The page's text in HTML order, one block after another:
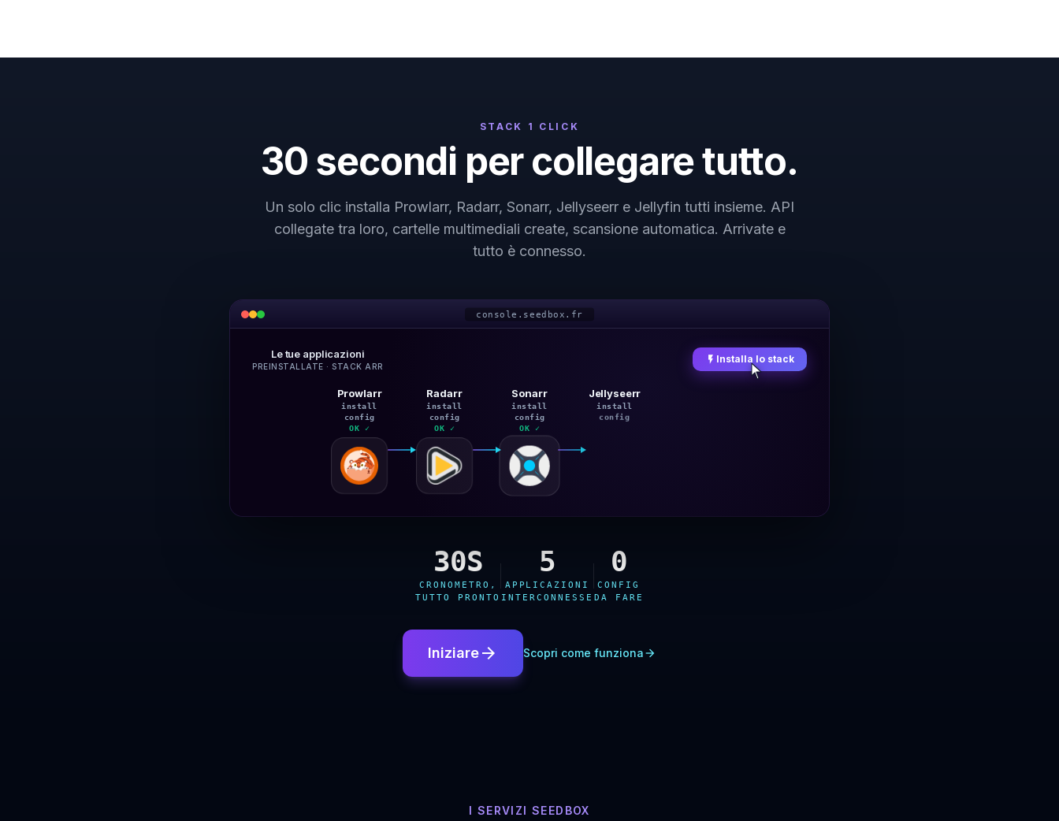
STACK 1 CLICK
30 secondi per collegare tutto.
Un solo clic installa Prowlarr, Radarr, Sonarr, Jellyseerr e Jellyfin tutti insieme. API
collegate tra loro, cartelle multimediali create, scansione automatica. Arrivate e
tutto è connesso.
console.seedbox.fr
Le tue applicazioni
PREINSTALLATE · STACK ARR
flash_on Installa lo stack
Prowlarr
install
config
OK ✓
Radarr
install
config
OK ✓
Sonarr
install
config
OK ✓
Jellyseerr
install
config
30S
CRONOMETRO,
TUTTO PRONTO
5
APPLICAZIONI
INTERCONNESSE
0
CONFIG
DA FARE
Iniziarearrow_forward Scopri come funzionaarrow_forward
I SERVIZI SEEDBOX